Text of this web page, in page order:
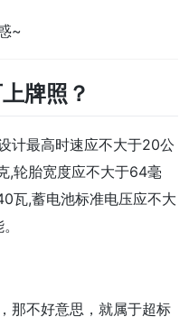
~
牌照？
计最高时速应不大于20公
,轮胎宽度应不大于64毫
瓦,蓄电池标准电压应不大
那不好意思，就属于超标